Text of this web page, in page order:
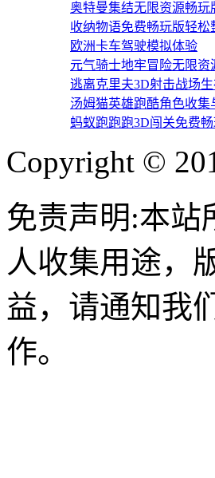
奥特曼集结无限资源畅玩
收纳物语免费畅玩版轻松
欧洲卡车驾驶模拟体验
元气骑士地牢冒险无限资
逃离克里夫3D射击战场
汤姆猫英雄跑酷角色收集
蚂蚁跑跑跑3D闯关免费
Copyright ©
免责声明:本站
人收集用途，
益，请通知我
作。